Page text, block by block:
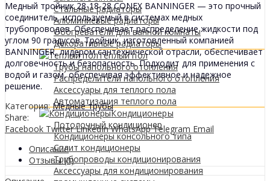
Стальные радиаторы
Алюминиевые радиаторы
Обогреватели для ванной комнаты
Декоративные радиаторы
Tеплый пол
Трубы напольного отопления
Распределители напольного отопления
Аксессуары для теплого пола
Автоматизация теплого пола
Кондиционеры
Потолочный кондиционер
Кондиционеры консольного типа
Сплит кондиционеры
Трубопроводы кондиционирования
Аксессуары для кондиционирования
Медный тройник 28-18-28 CONEX BANNINGER — это прочный
соединитель, используемый в системах медных
трубопроводов. Обеспечивает распределение жидкости под
углом 90 градусов. Тройник, изготовленный компанией
BANNINGER, лидером сантехнической отрасли, обеспечивает
долговечность и безопасность. Подходит для применения с
водой и газом, обеспечивая эффективное и надежное
решение.
Категория:Медные трубы
Share:
Facebook Twitter LinkedIn WhatsApp Telegram Email
Описание
Отзывы (0)